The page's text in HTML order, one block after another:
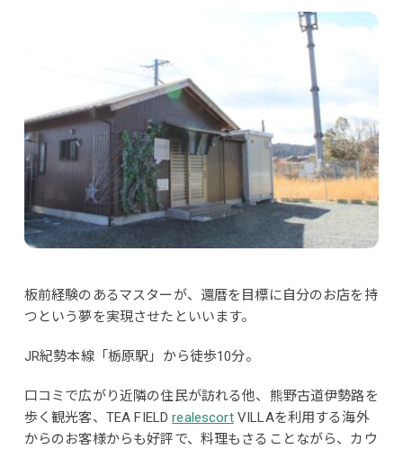
板前経験のあるマスターが、還暦を目標に自分のお店を持
つという夢を実現させたといいます。
JR紀勢本線「栃原駅」から徒歩10分。
口コミで広がり近隣の住民が訪れる他、熊野古道伊勢路を
歩く観光客、TEA FIELDrealescortVILLAを利用する海外
からのお客様からも好評で、料理もさることながら、カウ